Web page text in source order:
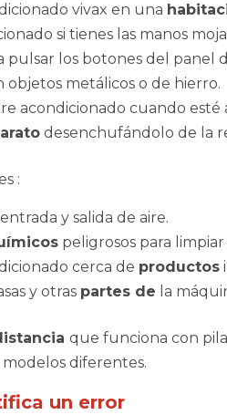
vivax en una
si tienes las manos
pulsar los botones del panel
objetos metálicos o de hierro.
acondicionado cuando esté
desenchufándolo de la
:
y salida de aire.
peligrosos para
cerca de productos
y otras partes de la
que funciona con
modelos diferentes.
un error